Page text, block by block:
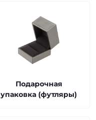
Подарочная
упаковка (футляры)